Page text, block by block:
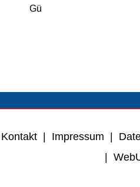
Gü
Kontakt Impressum